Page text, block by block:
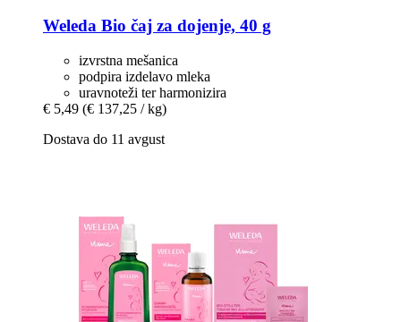
Weleda Bio čaj za dojenje, 40 g
izvrstna mešanica
podpira izdelavo mleka
uravnoteži ter harmonizira
€ 5,49 (€ 137,25 / kg)
Dostava do 11 avgust